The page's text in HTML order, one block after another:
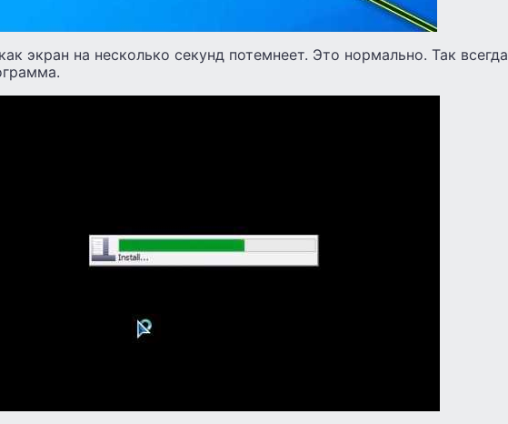
экран на несколько секунд потемнеет. Это нормально. Так всегда